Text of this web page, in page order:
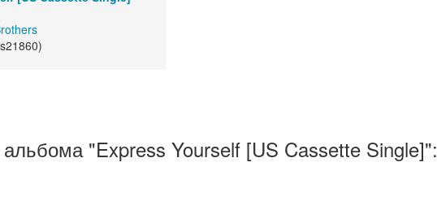
"Express Yourself [US Cassette Single]":